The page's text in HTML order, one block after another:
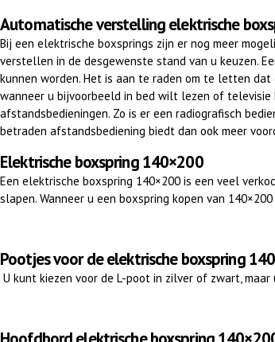
Automatische verstelling elektrische
Bij een elektrische boxsprings zijn er nog meer
verstellen in de desgewenste stand van u keuzen.
kunnen worden. Het is aan te raden om te letten
wanneer u bijvoorbeeld in bed wilt lezen of televisie
afstandsbedieningen. Zo is er een radiografisch
betraden afstandsbediening biedt dan ook meer
Elektrische boxspring 140×200
Een elektrische boxspring 140×200 is een veel
slapen. Wanneer u een boxspring kopen van
Pootjes voor de elektrische boxspring
U kunt kiezen voor de L-poot in zilver of zwart,